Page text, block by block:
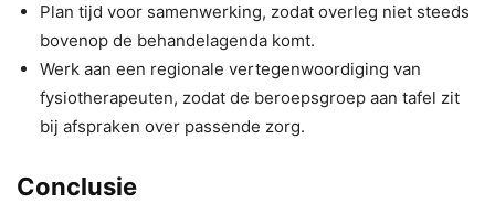
Plan tijd voor samenwerking, zodat overleg niet steeds
bovenop de behandelagenda komt.
Werk aan een regionale vertegenwoordiging van
fysiotherapeuten, zodat de beroepsgroep aan tafel zit
bij afspraken over passende zorg.
Conclusie